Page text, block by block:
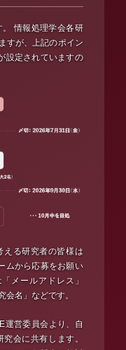
情報処理学会各研
すが、上記のポイン
設定されていますの
える研究者の皆様は
ムから応募をお願い
メールアドレス」
会名」などです。
運営委員会より、自
会に共有します。